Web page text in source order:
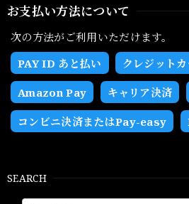
お支払い方法について
次の方法がご利用いただけます。
PAY ID あと払い
クレジットカ
Amazon Pay キャリア決済
コンビニ決済またはPay-easy
SEARCH